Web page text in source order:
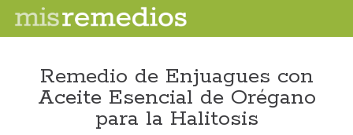
Remedio de Enjuagues con
Aceite Esencial de Orégano
para la Halitosis